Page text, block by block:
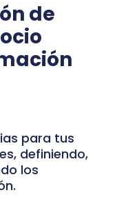
de
para tus
definiendo,
los